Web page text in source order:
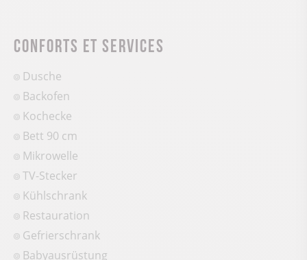
Conforts et services
Dusche
Backofen
Kochecke
Bett 90 cm
Mikrowelle
TV-Stecker
Kühlschrank
Restauration
Gefrierschrank
Babyausrüstung